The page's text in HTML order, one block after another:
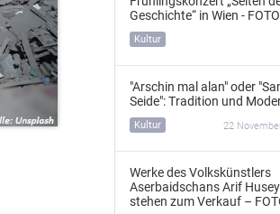
Geschichte“ in Wien - FOTO
Kultur
"Arschin mal alan" oder
Seide": Tradition und
Kultur 22
Werke des Volkskünstlers
Aserbaidschans Arif
stehen zum Verkauf –